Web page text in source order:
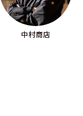
中村商店